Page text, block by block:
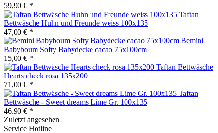
59,90 € *
Taftan
Bettwäsche Huhn und Freunde weiss 100x135
47,00 € *
Bemini
Babyboum Softy Babydecke cacao 75x100cm
15,00 € *
Taftan Bettwäsche
Hearts check rosa 135x200
71,00 € *
Taftan
Bettwäsche - Sweet dreams Lime Gr. 100x135
46,90 € *
Zuletzt angesehen
Service Hotline